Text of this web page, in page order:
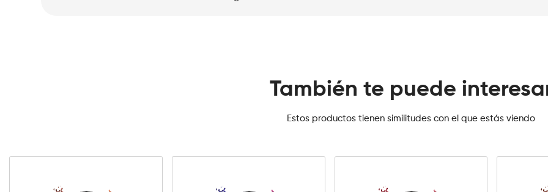
También te puede
Estos productos tienen similitudes con el que estás viendo